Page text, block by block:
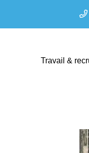
Travail &